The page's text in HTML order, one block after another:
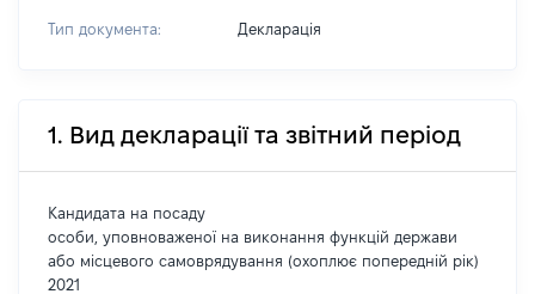
Тип документа: Декларація
1. Вид декларації та звітний період
Кандидата на посаду
особи, уповноваженої на виконання функцій держави
або місцевого самоврядування (охоплює попередній рік)
2021